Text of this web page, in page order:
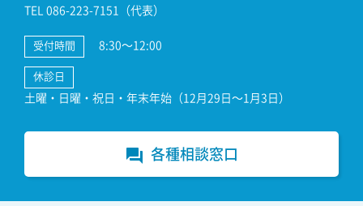
TEL 086-223-7151（代表）
受付時間 8:30～12:00
休診日
土曜・日曜・祝日・年末年始（12月29日～1月3日）
forum 各種相談窓口